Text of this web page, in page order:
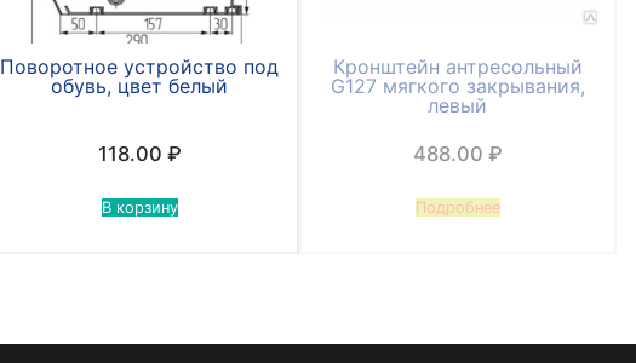
Поворотное устройство под
обувь, цвет белый
118.00 ₽
В корзину
Кронштейн антресольный
G127 мягкого закрывания,
левый
488.00 ₽
Подробнее